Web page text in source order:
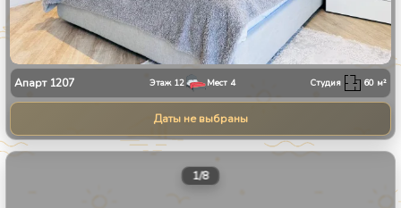
Апарт 1207 Этаж 12 Мест 4 Студия 60 м²
Даты не выбраны
1/8